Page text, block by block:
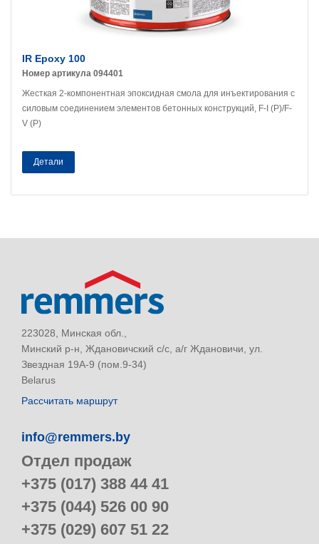
IR Epoxy 100
Номер артикула 094401
Жесткая 2-компонентная эпоксидная смола для инъектирования с
силовым соединением элементов бетонных конструкций, F-I (P)/F-
V (P)
Детали
223028, Минская обл.,
Минский р-н, Ждановичский с/с, а/г Ждановичи, ул.
Звездная 19А-9 (пом.9-34)
Belarus
Рассчитать маршрут
info@remmers.by
Отдел продаж
+375 (017) 388 44 41
+375 (044) 526 00 90
+375 (029) 607 51 22